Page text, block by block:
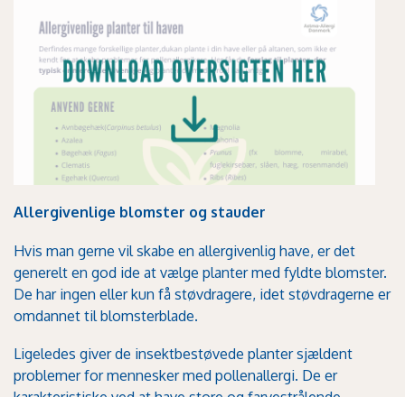
Allergivenlige blomster og stauder
Hvis man gerne vil skabe en allergivenlig have, er det
generelt en god ide at vælge planter med fyldte blomster.
De har ingen eller kun få støvdragere, idet støvdragerne er
omdannet til blomsterblade.
Ligeledes giver de insektbestøvede planter sjældent
problemer for mennesker med pollenallergi. De er